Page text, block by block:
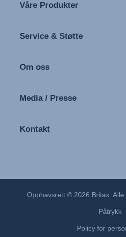
Våre Produkter
Service & Støtte
Om oss
Media / Presse
Kontakt
Opphavsrett © 2026 Britax.
Påtrykk
Policy for